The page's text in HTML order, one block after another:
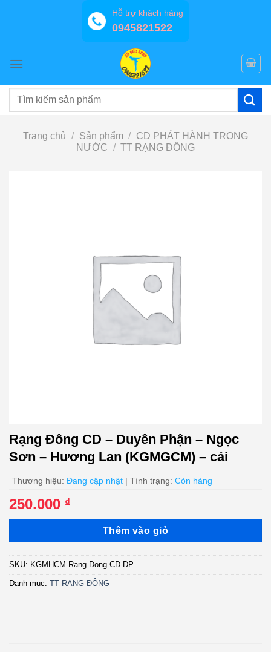
Hỗ trợ khách hàng
0945821522
Tìm
Trang chủ / Sản phẩm / CD PHÁT HÀNH TRONG
NƯỚC / TT RẠNG ĐÔNG
Rạng Đông CD – Duyên Phận – Ngọc
Sơn – Hương Lan (KGMGCM) – cái
Thương hiệu: Đang cập nhật | Tình trạng: Còn hàng
250.000 ₫
Thêm vào giỏ
SKU: KGMHCM-Rang Dong CD-DP
Danh mục: TT RẠNG ĐÔNG